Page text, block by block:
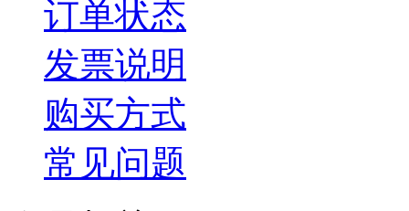
订单状态
发票说明
购买方式
常见问题